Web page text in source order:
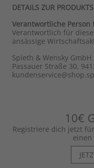
DETAILS ZUR
Verantwortliche Person
Verantwortlich für
ansässige
Spieth & Wensky GmbH
Passauer Straße 30,
10€
Registriere dich jetzt
einen